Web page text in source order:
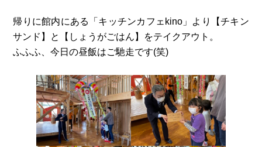
帰りに館内にある「キッチンカフェkino」より【チキン
サンド】と【しょうがごはん】をテイクアウト。
ふふふ、今日の昼飯はご馳走です(笑)